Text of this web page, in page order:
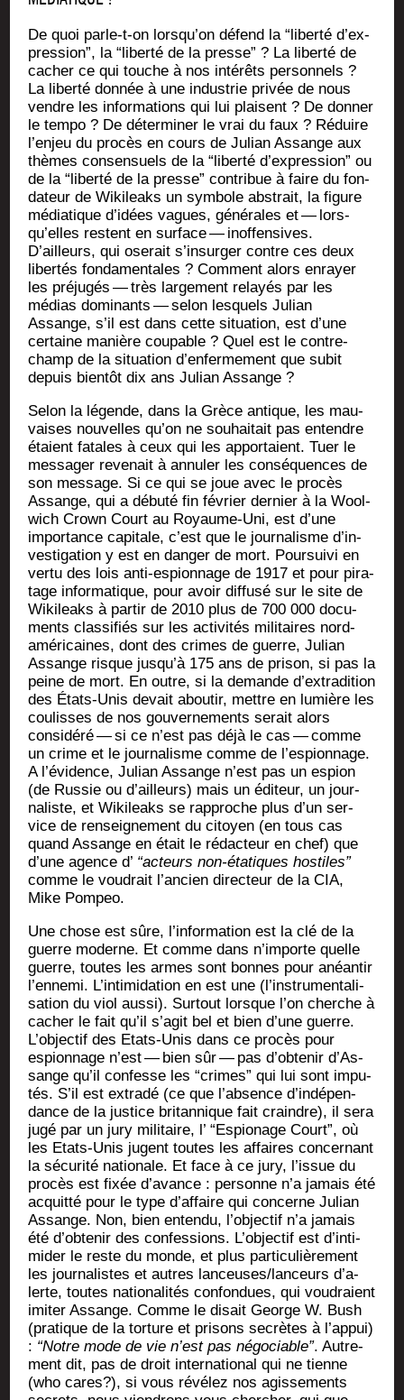
De quoi parle-t-on lors­qu’on défend la “liber­té d’ex­
pres­sion”, la “liber­té de la presse” ? La liber­té de
cacher ce qui touche à nos inté­rêts per­son­nels ?
La liber­té don­née à une indus­trie pri­vée de nous
vendre les infor­ma­tions qui lui plaisent ? De don­ner
le tem­po ? De déter­mi­ner le vrai du faux ? Réduire
l’en­jeu du pro­cès en cours de Julian Assange aux
thèmes consen­suels de la “liber­té d’ex­pres­sion” ou
de la “liber­té de la presse” contri­bue à faire du fon­
da­teur de Wiki­leaks un sym­bole abs­trait, la figure
média­tique d’i­dées vagues, géné­rales et — lors­
qu’elles res­tent en sur­face — inof­fen­sives.
D’ailleurs, qui ose­rait s’in­sur­ger contre ces deux
liber­tés fon­da­men­tales ? Com­ment alors enrayer
les pré­ju­gés — très lar­ge­ment relayés par les
médias domi­nants — selon les­quels Julian
Assange, s’il est dans cette situa­tion, est d’une
cer­taine manière cou­pable ? Quel est le contre-
champ de la situa­tion d’en­fer­me­ment que subit
depuis bien­tôt dix ans Julian Assange ?
Selon la légende, dans la Grèce antique, les mau­
vaises nou­velles qu’on ne sou­hai­tait pas entendre
étaient fatales à ceux qui les appor­taient. Tuer le
mes­sa­ger reve­nait à annu­ler les consé­quences de
son mes­sage. Si ce qui se joue avec le pro­cès
Assange, qui a débu­té fin février der­nier à la Wool­
wich Crown Court au Royaume-Uni, est d’une
impor­tance capi­tale, c’est que le jour­na­lisme d’in­
ves­ti­ga­tion y est en dan­ger de mort. Pour­sui­vi en
ver­tu des lois anti-espion­nage de 1917 et pour pira­
tage infor­ma­tique, pour avoir dif­fu­sé sur le site de
Wiki­leaks à par­tir de 2010 plus de 700 000 docu­
ments clas­si­fiés sur les acti­vi­tés mili­taires nord-
amé­ri­caines, dont des crimes de guerre, Julian
Assange risque jus­qu’à 175 ans de pri­son, si pas la
peine de mort. En outre, si la demande d’ex­tra­di­tion
des États-Unis devait abou­tir, mettre en lumière les
cou­lisses de nos gou­ver­ne­ments serait alors
consi­dé­ré — si ce n’est pas déjà le cas — comme
un crime et le jour­na­lisme comme de l’es­pion­nage.
A l’é­vi­dence, Julian Assange n’est pas un espion
(de Rus­sie ou d’ailleurs) mais un édi­teur, un jour­
na­liste, et Wiki­leaks se rap­proche plus d’un ser­
vice de ren­sei­gne­ment du citoyen (en tous cas
quand Assange en était le rédac­teur en chef) que
d’une agence d’ “acteurs non-éta­tiques hos­tiles”
comme le vou­drait l’an­cien direc­teur de la CIA,
Mike Pompeo.
Une chose est sûre, l’in­for­ma­tion est la clé de la
guerre moderne. Et comme dans n’im­porte quelle
guerre, toutes les armes sont bonnes pour anéan­tir
l’en­ne­mi. L’in­ti­mi­da­tion en est une (l’ins­tru­men­ta­li­
sa­tion du viol aus­si). Sur­tout lorsque l’on cherche à
cacher le fait qu’il s’a­git bel et bien d’une guerre.
L’ob­jec­tif des Etats-Unis dans ce pro­cès pour
espion­nage n’est — bien sûr — pas d’ob­te­nir d’As­
sange qu’il confesse les “crimes” qui lui sont impu­
tés. S’il est extra­dé (ce que l’ab­sence d’in­dé­pen­
dance de la jus­tice bri­tan­nique fait craindre), il sera
jugé par un jury mili­taire, l’ “Espio­nage Court”, où
les Etats-Unis jugent toutes les affaires concer­nant
la sécu­ri­té natio­nale. Et face à ce jury, l’is­sue du
pro­cès est fixée d’a­vance : per­sonne n’a jamais été
acquit­té pour le type d’af­faire qui concerne Julian
Assange. Non, bien enten­du, l’ob­jec­tif n’a jamais
été d’ob­te­nir des confes­sions. L’ob­jec­tif est d’in­ti­
mi­der le reste du monde, et plus par­ti­cu­liè­re­ment
les jour­na­listes et autres lanceuses/lanceurs d’a­
lerte, toutes natio­na­li­tés confon­dues, qui vou­draient
imi­ter Assange. Comme le disait George W. Bush
(pra­tique de la tor­ture et pri­sons secrètes à l’ap­pui)
: “Notre mode de vie n’est pas négo­ciable”. Autre­
ment dit, pas de droit inter­na­tio­nal qui ne tienne
(who cares?), si vous révé­lez nos agis­se­ments